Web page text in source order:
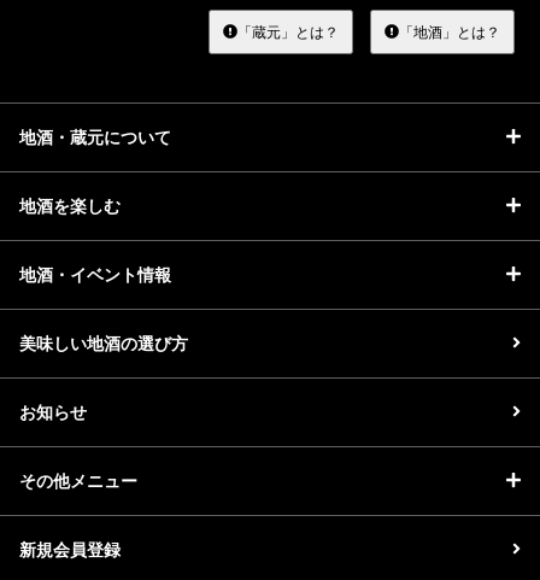
る
「蔵元」とは？ 「地酒」とは？
地酒・蔵元について
地酒を楽しむ
地酒・イベント情報
美味しい地酒の選び方
お知らせ
その他メニュー
新規会員登録